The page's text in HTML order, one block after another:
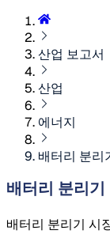
산업 보고서
산업
에너지
배터리 분리
배터리 분리
배터리 분리기 시